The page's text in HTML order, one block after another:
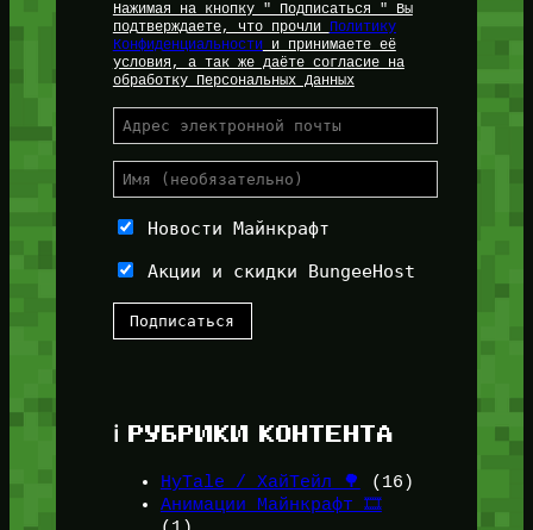
Нажимая на кнопку " Подписаться " Вы
подтверждаете, что прочли
Политику
Конфиденциальностии принимаете её
условия, а так же даёте согласие на
обработку Персональных Данных
Новости Майнкрафт
Акции и скидки BungeeHost
ℹ️ РУБРИКИ КОНТЕНТА
HyTale / ХайТейл 🌳
(16)
Анимации Майнкрафт 🎞️